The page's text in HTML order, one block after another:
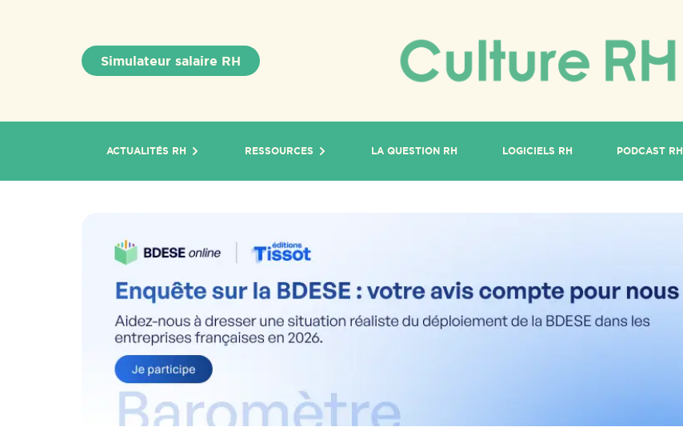
Simulateur salaire RH
ACTUALITÉS RH RESSOURCES LA QUESTION RH LOGICIELS RH PODCAST RH